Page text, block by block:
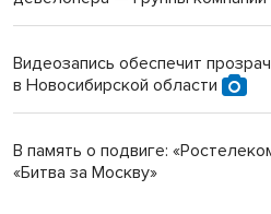
Видеозапись обеспечит
в Новосибирской области
В память о подвиге:
«Битва за Москву»